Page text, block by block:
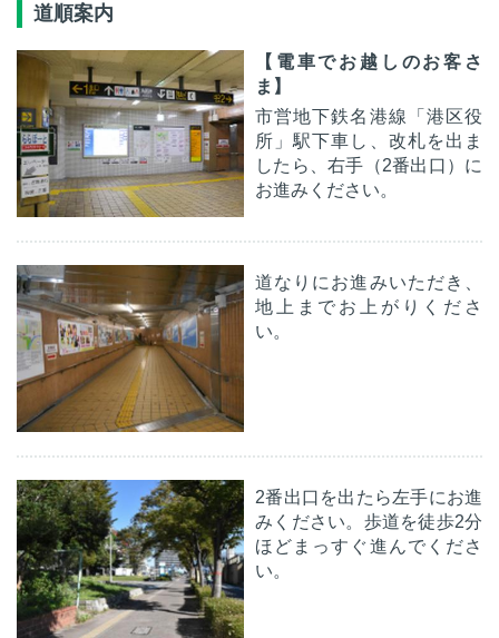
道順案内
【電車でお越しのお客さ
ま】
市営地下鉄名港線「港区役
所」駅下車し、改札を出ま
したら、右手（2番出口）に
お進みください。
道なりにお進みいただき、
地上までお上がりくださ
い。
2番出口を出たら左手にお進
みください。歩道を徒歩2分
ほどまっすぐ進んでくださ
い。